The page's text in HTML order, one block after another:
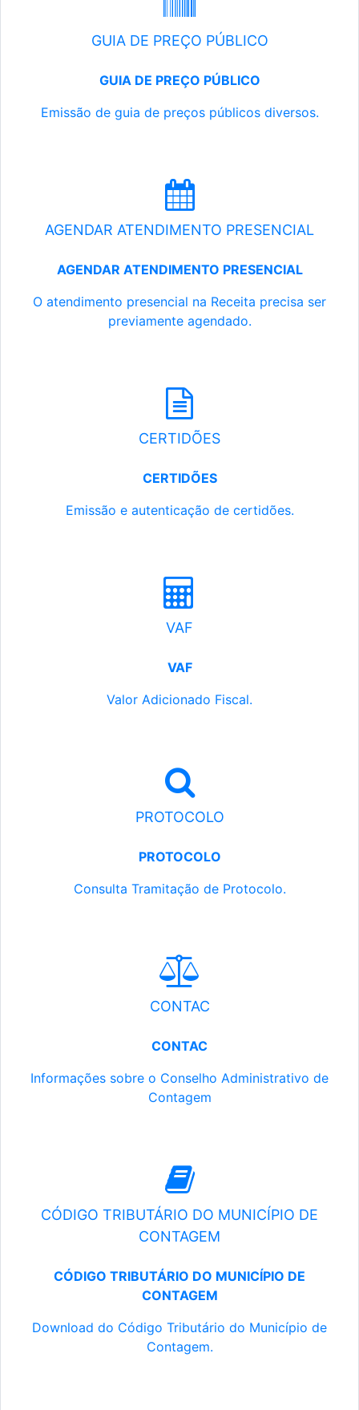
GUIA DE PREÇO PÚBLICO
GUIA DE PREÇO PÚBLICO
Emissão de guia de preços públicos diversos.
AGENDAR ATENDIMENTO PRESENCIAL
AGENDAR ATENDIMENTO PRESENCIAL
O atendimento presencial na Receita precisa ser
previamente agendado.
CERTIDÕES
CERTIDÕES
Emissão e autenticação de certidões.
VAF
VAF
Valor Adicionado Fiscal.
PROTOCOLO
PROTOCOLO
Consulta Tramitação de Protocolo.
CONTAC
CONTAC
Informações sobre o Conselho Administrativo de
Contagem
CÓDIGO TRIBUTÁRIO DO MUNICÍPIO DE
CONTAGEM
CÓDIGO TRIBUTÁRIO DO MUNICÍPIO DE
CONTAGEM
Download do Código Tributário do Município de
Contagem.